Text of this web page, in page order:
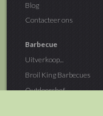
Blog
Contacteer ons
Barbecue
Uitverkoop...
Broil King Barbecues
Outdoorchef...